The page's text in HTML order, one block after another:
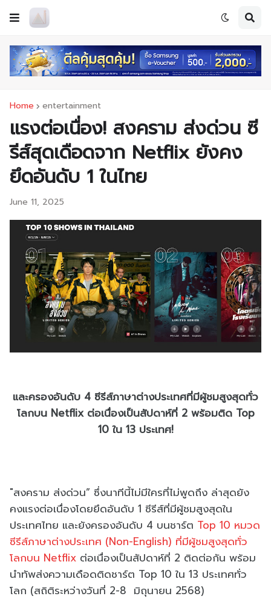
Home entertainment
แรงต่อเนื่อง! สงคราม ส่งด่วน ซี
รีส์สุดเดือดจาก Netflix ยังคง
ยึดอันดับ 1 ในไทย
June 11, 2025
และครองอันดับ 4 ซีรีส์ภาษาต่างประเทศที่มีผู้ชมสูงสุดทั่ว
โลกบน Netflix ต่อเนื่องเป็นสัปดาห์ที่ 2 พร้อมติด Top
10 ใน 13 ประเทศ!
"สงคราม ส่งด่วน” ซึ่งนาทีนี้ไม่มีใครที่ไม่พูดถึง ล่าสุดยัง
คงแรงต่อเนื่องโดยยึดอันดับ 1 ซีรีส์ที่มีผู้ชมสูงสุดใน
ประเทศไทย และยังครองอันดับ 4 บนชาร์ต Top 10 หมวด
ซีรีส์ภาษาต่างประเทศ (Non-English) ที่มีผู้ชมสูงสุดทั่ว
โลกบน Netflix ต่อเนื่องเป็นสัปดาห์ที่ 2 ติดต่อกัน พร้อม
นำทัพส่งความเดือดติดชาร์ต Top 10 ใน 13 ประเทศทั่ว
โลก (สถิติระหว่างวันที่ 2-8 มิถุนายน 2568)